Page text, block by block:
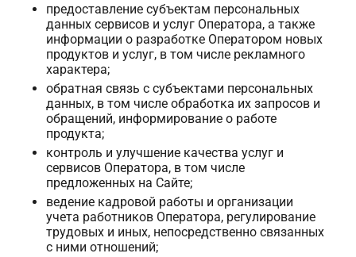
предоставление субъектам персональных
данных сервисов и услуг Оператора, а также
информации о разработке Оператором новых
продуктов и услуг, в том числе рекламного
характера;
обратная связь с субъектами персональных
данных, в том числе обработка их запросов и
обращений, информирование о работе
продукта;
контроль и улучшение качества услуг и
сервисов Оператора, в том числе
предложенных на Сайте;
ведение кадровой работы и организации
учета работников Оператора, регулирование
трудовых и иных, непосредственно связанных
с ними отношений;